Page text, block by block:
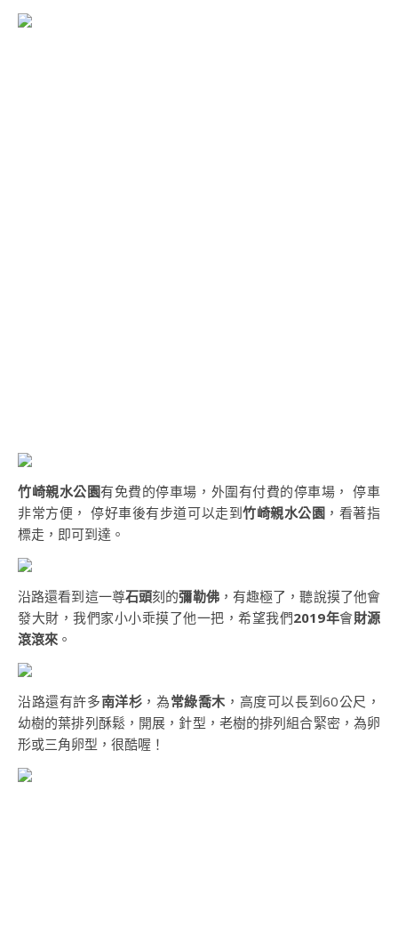
竹崎親水公園有免費的停車場，外圍有付費的停車場， 停車
非常方便， 停好車後有步道可以走到竹崎親水公園 ，看著指
標走，即可到達。
沿路還看到這一尊石頭刻的彌勒佛，有趣極了，聽說摸了他會
發大財，我們家小小乖摸了他一把，希望我們2019年會財源
滾滾來 。
沿路還有許多南洋杉 ，為常綠喬木 ，高度可以長到60公尺，
幼樹的葉排列酥鬆，開展，針型，老樹的排列組合緊密，為卵
形或三角卵型，很酷喔！